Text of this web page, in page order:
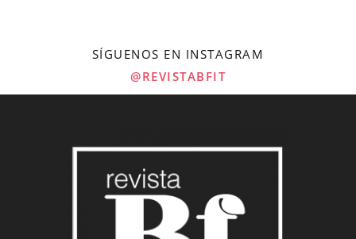
SÍGUENOS EN INSTAGRAM
@REVISTABFIT